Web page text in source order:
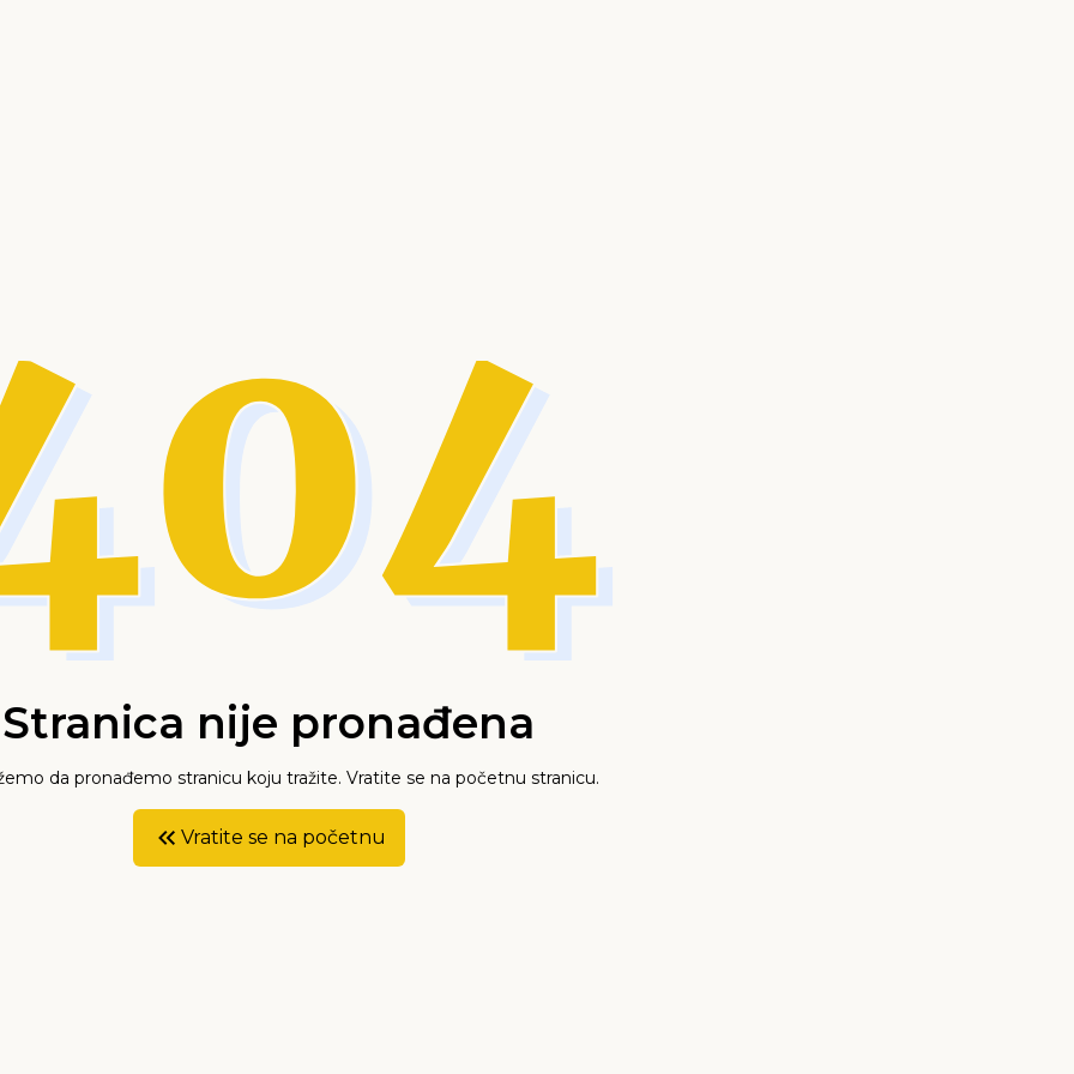
Stranica nije pronađena
da pronađemo stranicu koju tražite. Vratite se na početnu stranicu.
Vratite se na početnu